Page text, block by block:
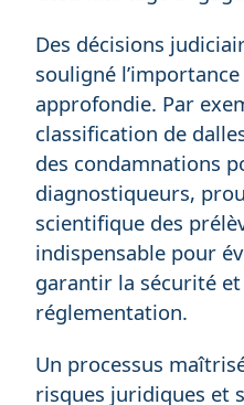
Des décisions
souligné l’importance
approfondie. Par
classification de
des condamnations
diagnostiqueurs,
scientifique des
indispensable pour
garantir la sécurité
réglementation.
Un processus
risques juridiques et